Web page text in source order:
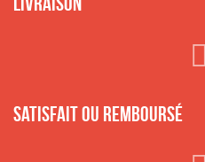
Satisfait ou remboursé